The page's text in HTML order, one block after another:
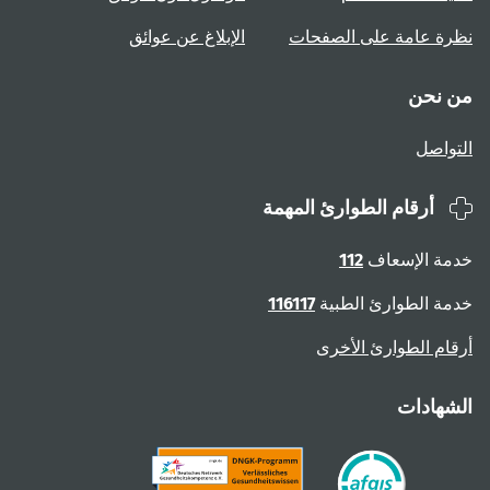
نظرة عامة على الصفحات الإبلاغ عن عوائق
من نحن
التواصل
أرقام الطوارئ المهمة
خدمة الإسعاف 112
خدمة الطوارئ الطبية116117
أرقام الطوارئ الأخرى
الشهادات